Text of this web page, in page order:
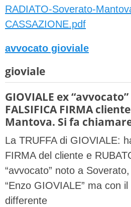
RADIATO-Soverato-
CASSAZIONE.pdf
avvocato gioviale
gioviale
GIOVIALE ex
FALSIFICA FIRMA
Mantova. Si fa
La TRUFFA di GIOVIALE:
FIRMA del cliente e
“avvocato” noto a
“Enzo GIOVIALE” ma con
differente